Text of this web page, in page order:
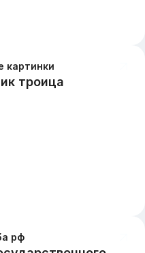
картинки
рф